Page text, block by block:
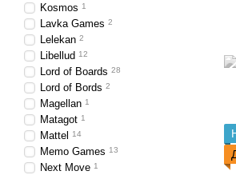
Kosmos 1
Lavka Games 2
Lelekan 2
Libellud 12
Lord of Boards 28
Lord of Bords 2
Magellan 1
Matagot 1
Mattel 14
Memo Games 13
Next Move 1